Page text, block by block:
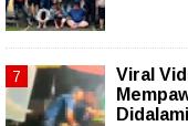
Viral